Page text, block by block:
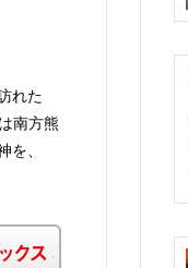
れた
南方熊
を、